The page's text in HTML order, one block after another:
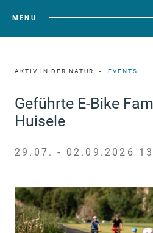
MENU
AKTIV IN DER NATUR EVENTS
Geführte E-Bike
Huisele
29.07. - 02.09.2026